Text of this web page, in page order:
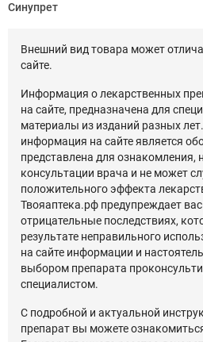
Синупрет
Внешний вид товара может
сайте.
Информация о лекарственных
на сайте, предназначена для
материалы из изданий разных
информация на сайте является
представлена для ознакомления,
консультации врача и не может
положительного эффекта
Твояаптека.рф предупреждает
отрицательные последствиях,
результате неправильного
на сайте информации и
выбором препарата
специалистом.
С подробной и актуальной
препарат вы можете